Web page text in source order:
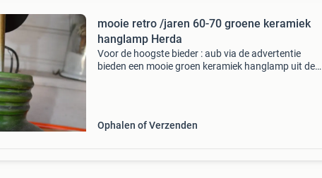
mooie retro /jaren 60-70 groene keramiek
hanglamp Herda
Voor de hoogste bieder : aub via de advertentie
bieden een mooie groen keramiek hanglamp uit de
Ophalen of Verzenden